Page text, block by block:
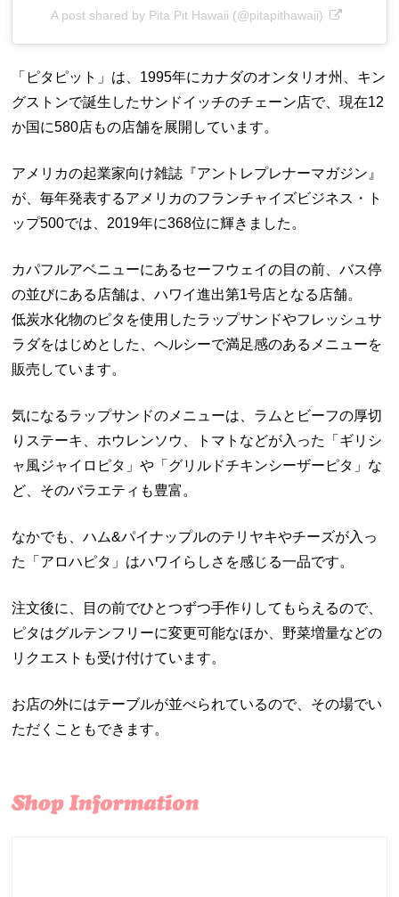
A post shared by Pita Pit Hawaii (@pitapithawaii)
「ピタピット」は、1995年にカナダのオンタリオ州、キン
グストンで誕生したサンドイッチのチェーン店で、現在12
か国に580店もの店舗を展開しています。
アメリカの起業家向け雑誌『アントレプレナーマガジン』
が、毎年発表するアメリカのフランチャイズビジネス・ト
ップ500では、2019年に368位に輝きました。
カパフルアベニューにあるセーフウェイの目の前、バス停
の並びにある店舗は、ハワイ進出第1号店となる店舗。
低炭水化物のピタを使用したラップサンドやフレッシュサ
ラダをはじめとした、ヘルシーで満足感のあるメニューを
販売しています。
気になるラップサンドのメニューは、ラムとビーフの厚切
りステーキ、ホウレンソウ、トマトなどが入った「ギリシ
ャ風ジャイロピタ」や「グリルドチキンシーザーピタ」な
ど、そのバラエティも豊富。
なかでも、ハム&パイナップルのテリヤキやチーズが入っ
た「アロハピタ」はハワイらしさを感じる一品です。
注文後に、目の前でひとつずつ手作りしてもらえるので、
ピタはグルテンフリーに変更可能なほか、野菜増量などの
リクエストも受け付けています。
お店の外にはテーブルが並べられているので、その場でい
ただくこともできます。